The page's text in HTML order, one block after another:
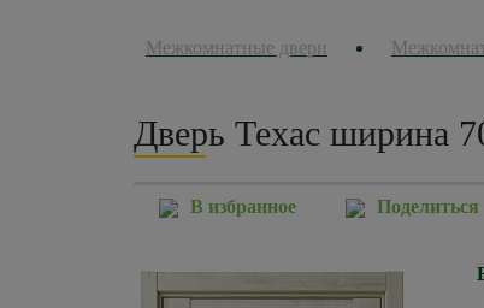
Межкомнатные двери
Дверь Техас ширина
В избранное Поделиться